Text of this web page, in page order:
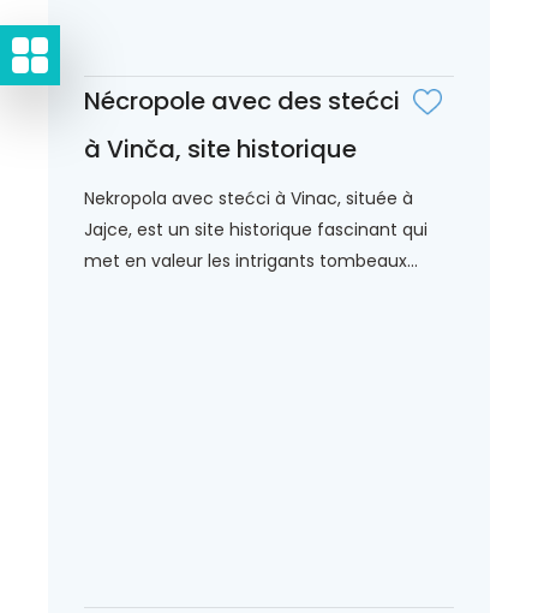
Nécropole avec des stećci
à Vinča, site historique
Nekropola avec stećci à Vinac, située à
Jajce, est un site historique fascinant qui
met en valeur les intrigants tombeaux...